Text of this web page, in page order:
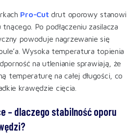
Pro-Cut drut oporowy stanowi
Po podłączeniu zasilacza
powoduje nagrzewanie się
Wysoka temperatura topienia
na utlenianie sprawiają, że
temperaturę na całej długości, co
krawędzie cięcia.
– dlaczego stabilność oporu